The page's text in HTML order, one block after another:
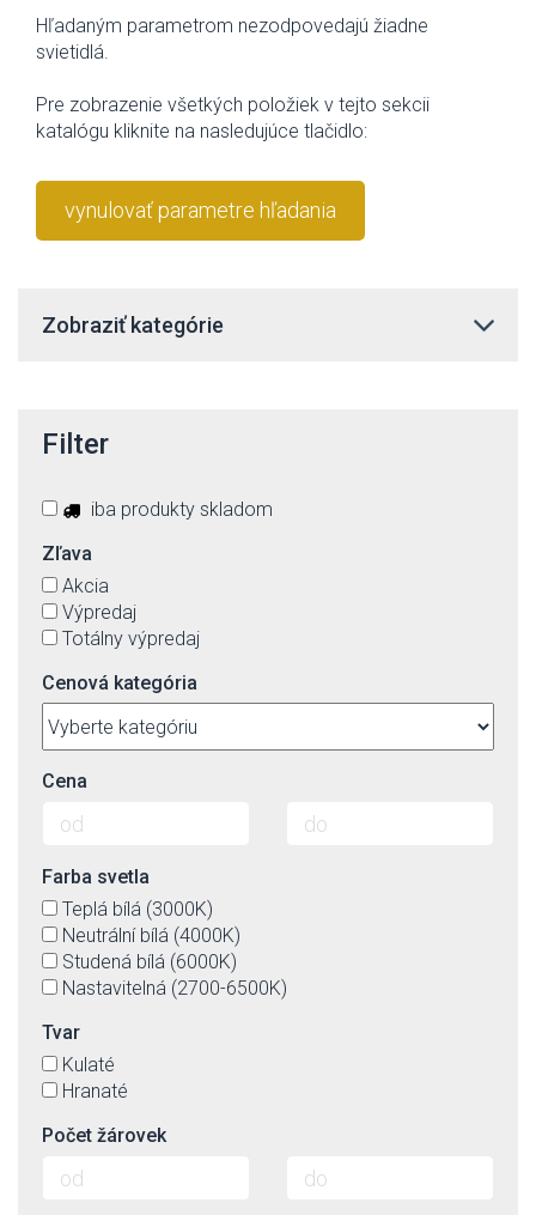
Hľadaným parametrom nezodpovedajú žiadne
svietidlá.
Pre zobrazenie všetkých položiek v tejto sekcii
katalógu kliknite na nasledujúce tlačidlo:
vynulovať parametre hľadania
Zobraziť kategórie
Filter
iba produkty skladom
Zľava
Akcia
Výpredaj
Totálny výpredaj
Cenová kategória
Cena
Farba svetla
Teplá bílá (3000K)
Neutrální bílá (4000K)
Studená bílá (6000K)
Nastavitelná (2700-6500K)
Tvar
Kulaté
Hranaté
Počet žárovek